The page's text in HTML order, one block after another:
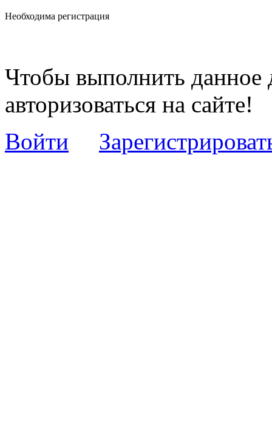
Необходима регистрация
Чтобы выполнить данное
авторизоваться на сайте!
Войти